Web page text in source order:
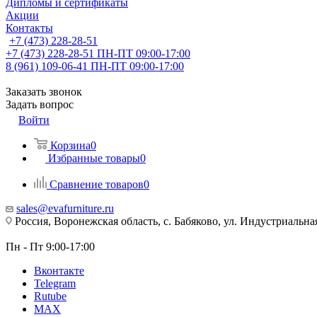
Дипломы и сертификаты
Акции
Контакты
+7 (473) 228-28-51
+7 (473) 228-28-51 ПН-ПТ 09:00-17:00
8 (961) 109-06-41 ПН-ПТ 09:00-17:00
Заказать звонок
Задать вопрос
Войти
Корзина0
Избранные товары0
Сравнение товаров0
sales@evafurniture.ru
Россия, Воронежская область, с. Бабяково, ул.
Пн - Пт 9:00-17:00
Вконтакте
Telegram
Rutube
MAX